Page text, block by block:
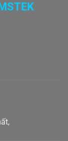
Park,
Sơn Nhất,